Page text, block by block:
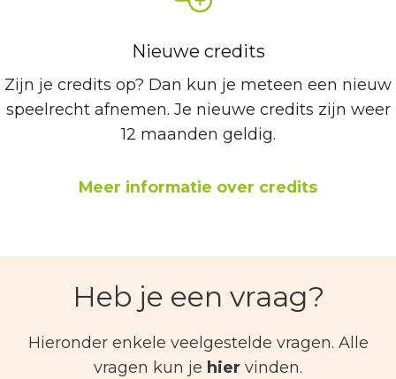
Nieuwe credits
Zijn je credits op? Dan kun je meteen een nieuw
speelrecht afnemen. Je nieuwe credits zijn weer
12 maanden geldig.
Meer informatie over credits
Heb je een vraag?
Hieronder enkele veelgestelde vragen. Alle
vragen kun je hier vinden.